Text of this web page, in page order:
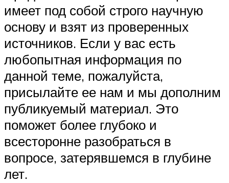
имеет под собой строго научную
основу и взят из проверенных
источников. Если у вас есть
любопытная информация по
данной теме, пожалуйста,
присылайте ее нам и мы дополним
публикуемый материал. Это
поможет более глубоко и
всесторонне разобраться в
вопросе, затерявшемся в глубине
лет.